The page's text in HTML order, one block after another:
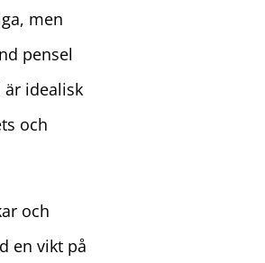
men
pensel
är idealisk
och
och
en vikt på